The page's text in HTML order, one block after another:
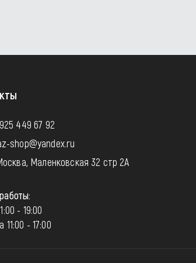
449 67 92
shop@yandex.ru
Маленковская 32 стр 2А
- 19:00
11:00 - 17:00